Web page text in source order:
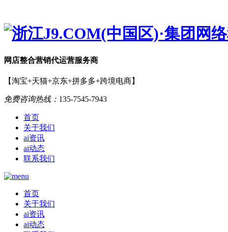
网店整合营销代运营服务商
【淘宝+天猫+京东+拼多多+跨境电商】
免费咨询热线： 135-7545-7943
首页
关于我们
ai资讯
ai动态
联系我们
首页
关于我们
ai资讯
ai动态